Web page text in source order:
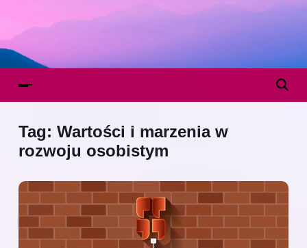
Tag: Wartości i marzenia w
rozwoju osobistym